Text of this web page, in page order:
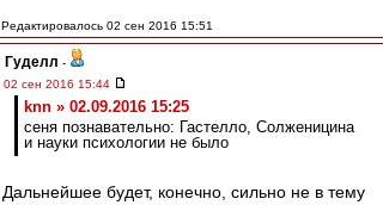
Редактировалось 02 сен 2016 15:51
Гуделл -
02 сен 2016 15:44
knn » 02.09.2016 15:25
сеня познавательно: Гастелло, Солженицина
и науки психологии не было
Дальнейшее будет, конечно, сильно не в тему